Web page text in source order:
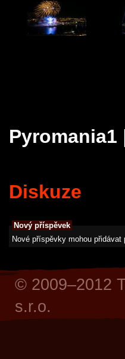
Pyromania1
Diskuze
Nový příspěvek
Nové příspěvky mohou přidávat
© 2009–2012
s.r.o.